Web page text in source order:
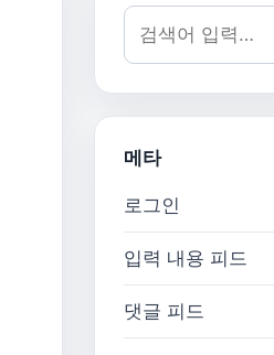
검색어:
메타
로그인
입력 내용 피드
댓글 피드